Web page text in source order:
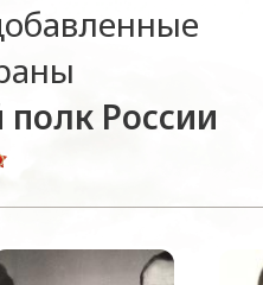
России